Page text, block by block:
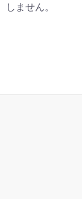
しません。